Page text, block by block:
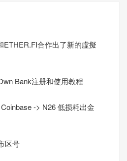
ETHER.FI合作出了新的虛擬
Bank注册和使用教程
-> N26 低损耗出金
区号